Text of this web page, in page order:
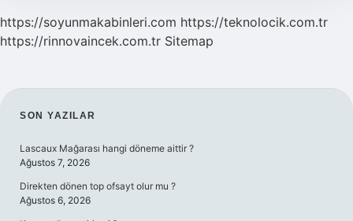
https://soyunmakabinleri.com https://teknolocik.com.tr
https://rinnovaincek.com.tr Sitemap
SIDEBAR
SON YAZILAR
Lascaux Mağarası hangi döneme aittir ?
Ağustos 7, 2026
Direkten dönen top ofsayt olur mu ?
Ağustos 6, 2026